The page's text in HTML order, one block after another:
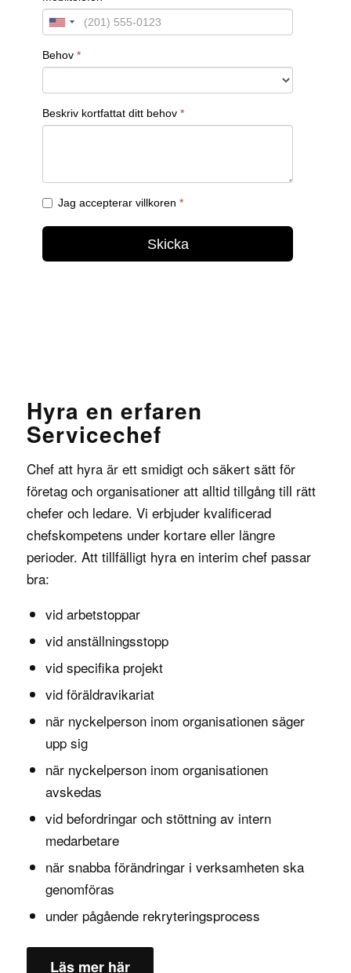
Hyra en erfaren
Servicechef
Chef att hyraär ett smidigt och säkert sätt för
företag och organisationer att alltid tillgång till rätt
chefer och ledare. Vi erbjuder kvalificerad
chefskompetens under kortare eller längre
perioder. Att tillfälligt hyra en interim chef passar
bra:
vid arbetstoppar
vid anställningsstopp
vid specifika projekt
vid föräldravikariat
när nyckelperson inom organisationen säger
upp sig
när nyckelperson inom organisationen
avskedas
vid befordringar och stöttning av intern
medarbetare
när snabba förändringar i verksamheten ska
genomföras
under pågående rekryteringsprocess
Läs mer här